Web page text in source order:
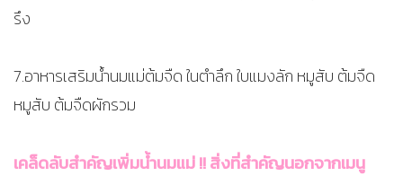
รึง
7.อาหารเสริมน้ำนมแม่ต้มจืด ในตำลึก ใบแมงลัก หมูสับ ต้มจืด
หมูสับ ต้มจืดผักรวม
เคล็ดลับสำคัญเพิ่มน้ำนมแม่ !! สิ่งที่สำคัญนอกจากเมนู